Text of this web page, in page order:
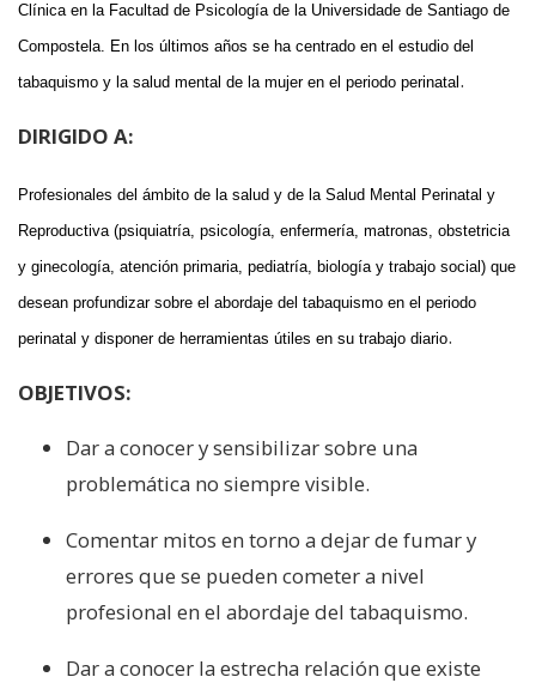
Clínica en la Facultad de Psicología de la Universidade de Santiago de
Compostela. En los últimos años se ha centrado en el estudio del
tabaquismo y la salud mental de la mujer en el periodo perinatal .
DIRIGIDO A:
Profesionales del ámbito de la salud y de la Salud Mental Perinatal y
Reproductiva (psiquiatría, psicología, enfermería, matronas, obstetricia
y ginecología, atención primaria, pediatría, biología y trabajo social) que
desean profundizar sobre el abordaje del tabaquismo en el periodo
perinatal y disponer de herramientas útiles en su trabajo diario.
OBJETIVOS:
Dar a conocer y sensibilizar sobre una
problemática no siempre visible.
Comentar mitos en torno a dejar de fumar y
errores que se pueden cometer a nivel
profesional en el abordaje del tabaquismo.
Dar a conocer la estrecha relación que existe